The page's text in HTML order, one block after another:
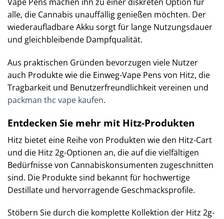
Vape Pens machen ihn zu einer diskreten Option für
alle, die Cannabis unauffällig genießen möchten. Der
wiederaufladbare Akku sorgt für lange Nutzungsdauer
und gleichbleibende Dampfqualität.
Aus praktischen Gründen bevorzugen viele Nutzer
auch Produkte wie die Einweg-Vape Pens von Hitz, die
Tragbarkeit und Benutzerfreundlichkeit vereinen und
packman thc vape kaufen.
Entdecken Sie mehr mit Hitz-Produkten
Hitz bietet eine Reihe von Produkten wie den Hitz-Cart
und die Hitz 2g-Optionen an, die auf die vielfältigen
Bedürfnisse von Cannabiskonsumenten zugeschnitten
sind. Die Produkte sind bekannt für hochwertige
Destillate und hervorragende Geschmacksprofile.
Stöbern Sie durch die komplette Kollektion der Hitz 2g-